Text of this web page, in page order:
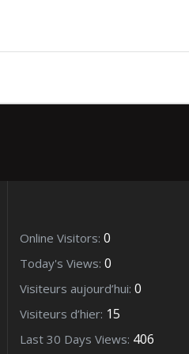
Online Visitors: 0
Today's Views: 0
Visiteurs aujourd’hui: 0
Visiteurs d’hier: 15
Last 30 Days Views: 406